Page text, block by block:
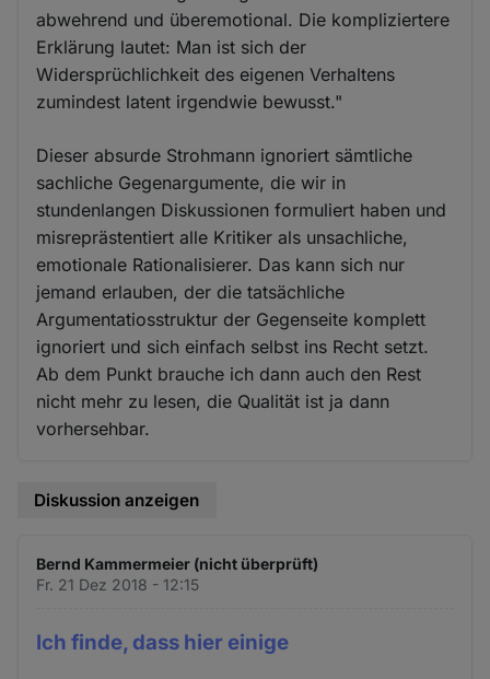
abwehrend und überemotional. Die kompliziertere
Erklärung lautet: Man ist sich der
Widersprüchlichkeit des eigenen Verhaltens
zumindest latent irgendwie bewusst."
Dieser absurde Strohmann ignoriert sämtliche
sachliche Gegenargumente, die wir in
stundenlangen Diskussionen formuliert haben und
misreprästentiert alle Kritiker als unsachliche,
emotionale Rationalisierer. Das kann sich nur
jemand erlauben, der die tatsächliche
Argumentatiosstruktur der Gegenseite komplett
ignoriert und sich einfach selbst ins Recht setzt.
Ab dem Punkt brauche ich dann auch den Rest
nicht mehr zu lesen, die Qualität ist ja dann
vorhersehbar.
Diskussion anzeigen
Bernd Kammermeier (nicht überprüft)
Fr. 21 Dez 2018 - 12:15
Ich finde, dass hier einige